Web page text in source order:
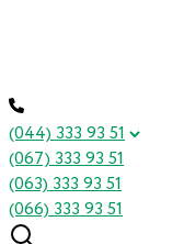
(044) 333 93 51
(067) 333 93 51
(063) 333 93 51
(066) 333 93 51